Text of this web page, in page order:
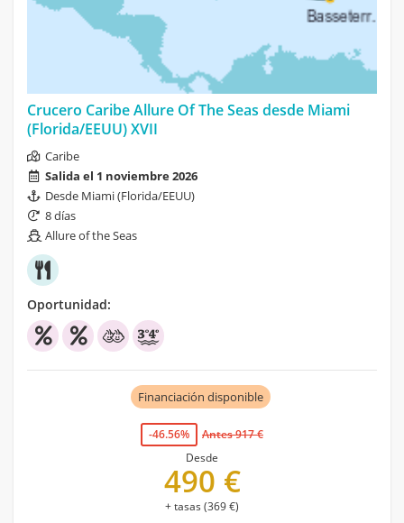
Crucero Caribe Allure Of The Seas desde Miami
(Florida/EEUU) XVII
Caribe
Salida el 1 noviembre 2026
Desde Miami (Florida/EEUU)
8 días
Allure of the Seas
Oportunidad:
Financiación disponible
-46.56%
Antes 917 €
Desde
490 €
+ tasas (369 €)